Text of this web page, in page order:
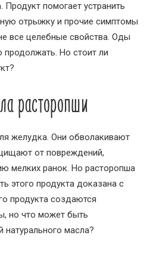
помогает устранить
отрыжку и прочие симптомы
все целебные свойства. Оды
Но стоит ли
расторопши
желудка. Они обволакивают
от повреждений,
мелких ранок. Но расторопша
этого продукта доказана с
продукта создаются
но что может быть
натурального масла?